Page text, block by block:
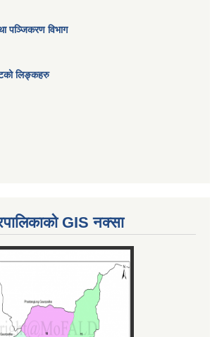
पञ्जिकरण विभाग
लिङ्कहरु
GIS नक्सा